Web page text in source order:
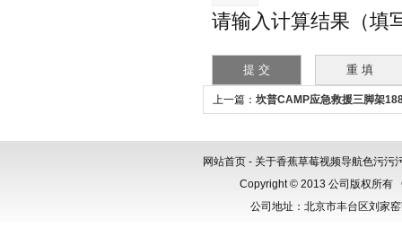
请输入计算结果（填写阿
上一篇： 坎普CAMP应急救援三脚架
网站首页 - 关于香蕉草莓视频导航色污污
Copyright © 2013 公司版权所有
公司地址：北京市丰台区